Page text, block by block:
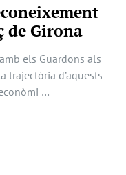
de Girona
els Guardons als
trajectòria d’aquests
…